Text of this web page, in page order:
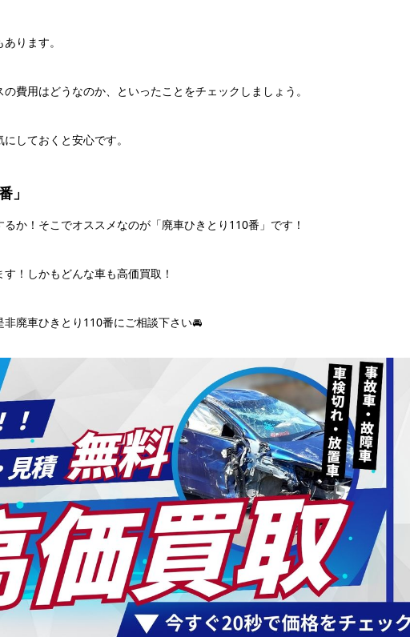
ります。
費用はどうなのか、といったことをチェックしましょう。
しておくと安心です。
」
か！そこでオススメなのが「廃車ひきとり110番」です！
！しかもどんな車も高価買取！
廃車ひきとり110番にご相談下さい🚘